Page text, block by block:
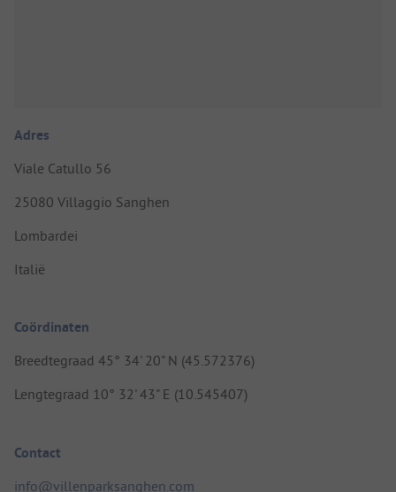
Adres
Viale Catullo 56
25080 Villaggio Sanghen
Lombardei
Italië
Coördinaten
Breedtegraad 45° 34' 20" N (45.572376)
Lengtegraad 10° 32' 43" E (10.545407)
Contact
info@villenparksanghen.com